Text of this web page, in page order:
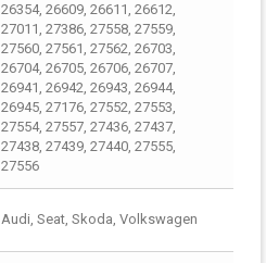
26354, 26609, 26611, 26612,
27011, 27386, 27558, 27559,
27560, 27561, 27562, 26703,
26704, 26705, 26706, 26707,
26941, 26942, 26943, 26944,
26945, 27176, 27552, 27553,
27554, 27557, 27436, 27437,
27438, 27439, 27440, 27555,
27556
Audi, Seat, Skoda, Volkswagen